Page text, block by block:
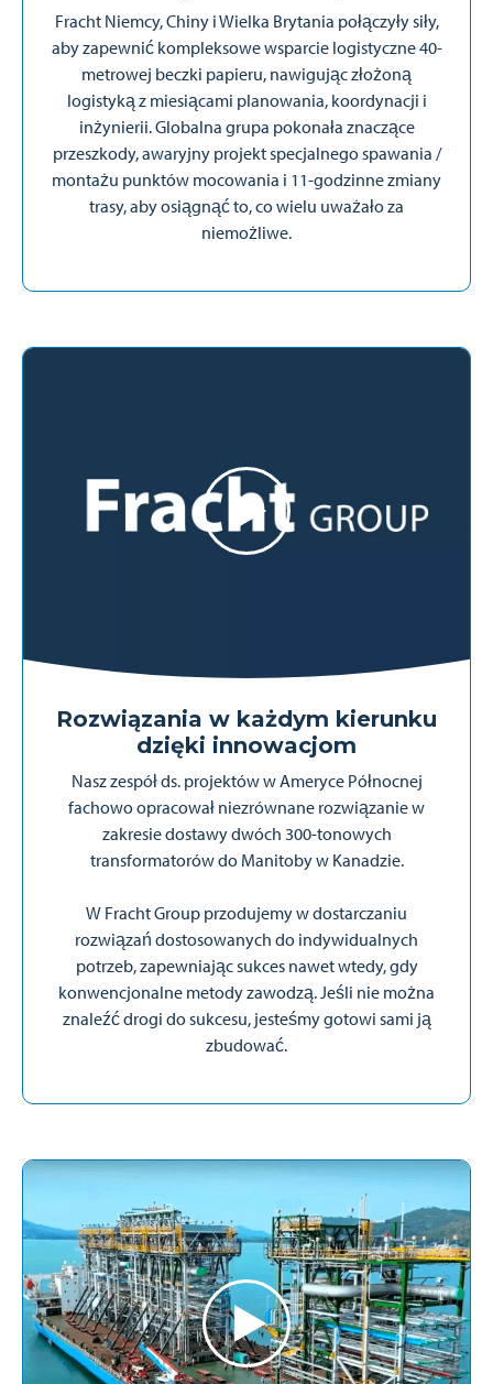
Fracht Niemcy, Chiny i Wielka Brytania połączyły siły,
aby zapewnić kompleksowe wsparcie logistyczne 40-
metrowej beczki papieru, nawigując złożoną
logistyką z miesiącami planowania, koordynacji i
inżynierii. Globalna grupa pokonała znaczące
przeszkody, awaryjny projekt specjalnego spawania /
montażu punktów mocowania i 11-godzinne zmiany
trasy, aby osiągnąć to, co wielu uważało za
niemożliwe.
Rozwiązania w każdym kierunku
dzięki innowacjom
Nasz zespół ds. projektów w Ameryce Północnej
fachowo opracował niezrównane rozwiązanie w
zakresie dostawy dwóch 300-tonowych
transformatorów do Manitoby w Kanadzie.
W Fracht Group przodujemy w dostarczaniu
rozwiązań dostosowanych do indywidualnych
potrzeb, zapewniając sukces nawet wtedy, gdy
konwencjonalne metody zawodzą. Jeśli nie można
znaleźć drogi do sukcesu, jesteśmy gotowi sami ją
zbudować.